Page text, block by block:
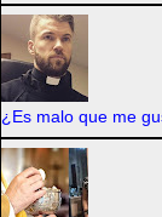
¿Es malo que me